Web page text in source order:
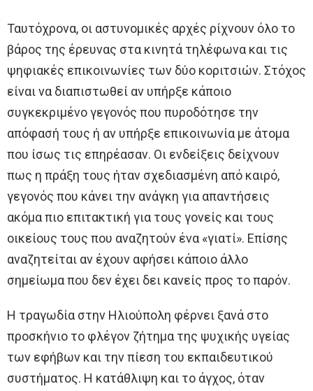
Ταυτόχρονα, οι αστυνομικές αρχές ρίχνουν όλο το
βάρος της έρευνας στα κινητά τηλέφωνα και τις
ψηφιακές επικοινωνίες των δύο κοριτσιών. Στόχος
είναι να διαπιστωθεί αν υπήρξε κάποιο
συγκεκριμένο γεγονός που πυροδότησε την
απόφασή τους ή αν υπήρξε επικοινωνία με άτομα
που ίσως τις επηρέασαν. Οι ενδείξεις δείχνουν
πως η πράξη τους ήταν σχεδιασμένη από καιρό,
γεγονός που κάνει την ανάγκη για απαντήσεις
ακόμα πιο επιτακτική για τους γονείς και τους
οικείους τους που αναζητούν ένα «γιατί». Επίσης
αναζητείται αν έχουν αφήσει κάποιο άλλο
σημείωμα που δεν έχει δει κανείς προς το παρόν.
Η τραγωδία στην Ηλιούπολη φέρνει ξανά στο
προσκήνιο το φλέγον ζήτημα της ψυχικής υγείας
των εφήβων και την πίεση του εκπαιδευτικού
συστήματος. Η κατάθλιψη και το άγχος, όταν